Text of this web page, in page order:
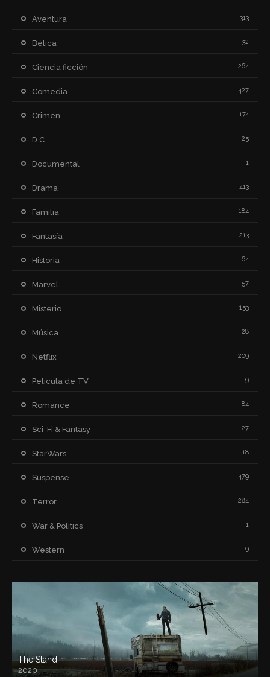
Aventura 313
Bélica 32
Ciencia ficción 264
Comedia 427
Crimen 174
D.C 25
Documental 1
Drama 413
Familia 184
Fantasía 213
Historia 64
Marvel 57
Misterio 153
Música 28
Netflix 209
Película de TV 9
Romance 84
Sci-Fi & Fantasy 27
StarWars 18
Suspense 479
Terror 284
War & Politics 1
Western 9
The Stand
2020